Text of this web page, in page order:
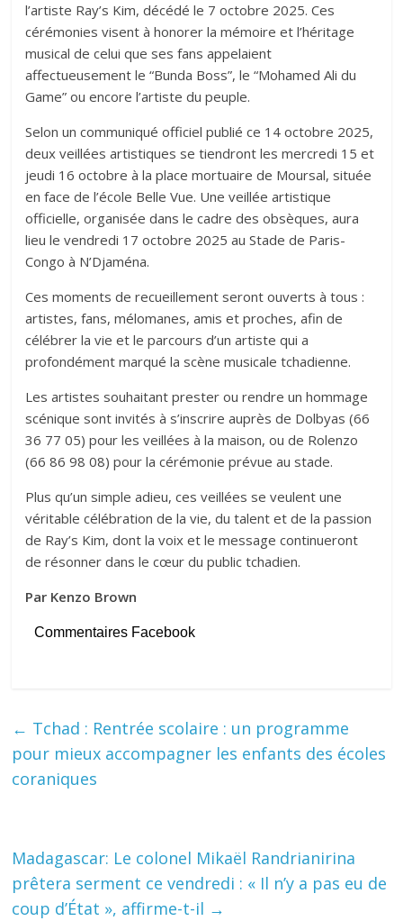
l’artiste Ray’s Kim, décédé le 7 octobre 2025. Ces
cérémonies visent à honorer la mémoire et l’héritage
musical de celui que ses fans appelaient
affectueusement le “Bunda Boss”, le “Mohamed Ali du
Game” ou encore l’artiste du peuple.
Selon un communiqué officiel publié ce 14 octobre 2025,
deux veillées artistiques se tiendront les mercredi 15 et
jeudi 16 octobre à la place mortuaire de Moursal, située
en face de l’école Belle Vue. Une veillée artistique
officielle, organisée dans le cadre des obsèques, aura
lieu le vendredi 17 octobre 2025 au Stade de Paris-
Congo à N’Djaména.
Ces moments de recueillement seront ouverts à tous :
artistes, fans, mélomanes, amis et proches, afin de
célébrer la vie et le parcours d’un artiste qui a
profondément marqué la scène musicale tchadienne.
Les artistes souhaitant prester ou rendre un hommage
scénique sont invités à s’inscrire auprès de Dolbyas (66
36 77 05) pour les veillées à la maison, ou de Rolenzo
(66 86 98 08) pour la cérémonie prévue au stade.
Plus qu’un simple adieu, ces veillées se veulent une
véritable célébration de la vie, du talent et de la passion
de Ray’s Kim, dont la voix et le message continueront
de résonner dans le cœur du public tchadien.
Par Kenzo Brown
Commentaires Facebook
← Tchad : Rentrée scolaire : un programme
pour mieux accompagner les enfants des écoles
coraniques
Madagascar: Le colonel Mikaël Randrianirina
prêtera serment ce vendredi : « Il n’y a pas eu de
coup d’État », affirme-t-il →